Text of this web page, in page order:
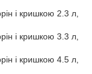
і кришкою 2.3 л,
і кришкою 3.3 л,
і кришкою 4.5 л,